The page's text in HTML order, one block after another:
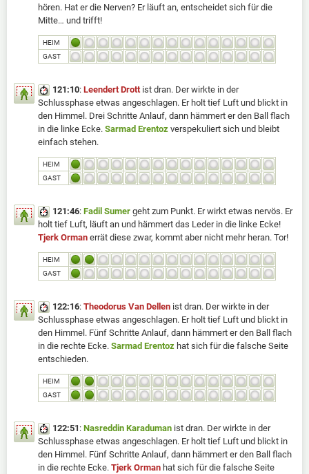
hören. Hat er die Nerven? Er läuft an, entscheidet sich für die
Mitte… und trifft!
HEIM
GAST
121:10: Leendert Drottist dran. Der wirkte in der
Schlussphase etwas angeschlagen. Er holt tief Luft und blickt in
den Himmel. Drei Schritte Anlauf, dann hämmert er den Ball flach
in die linke Ecke. Sarmad Erentoz verspekuliert sich und bleibt
einfach stehen.
HEIM
GAST
121:46: Fadil Sumer geht zum Punkt. Er wirkt etwas nervös. Er
holt tief Luft, läuft an und hämmert das Leder in die linke Ecke!
Tjerk Orman errät diese zwar, kommt aber nicht mehr heran. Tor!
HEIM
GAST
122:16: Theodorus Van Dellen ist dran. Der wirkte in der
Schlussphase etwas angeschlagen. Er holt tief Luft und blickt in
den Himmel. Fünf Schritte Anlauf, dann hämmert er den Ball flach
in die rechte Ecke. Sarmad Erentoz hat sich für die falsche Seite
entschieden.
HEIM
GAST
122:51 : Nasreddin Karaduman ist dran. Der wirkte in der
Schlussphase etwas angeschlagen. Er holt tief Luft und blickt in
den Himmel. Fünf Schritte Anlauf, dann hämmert er den Ball flach
in die rechte Ecke. Tjerk Orman hat sich für die falsche Seite